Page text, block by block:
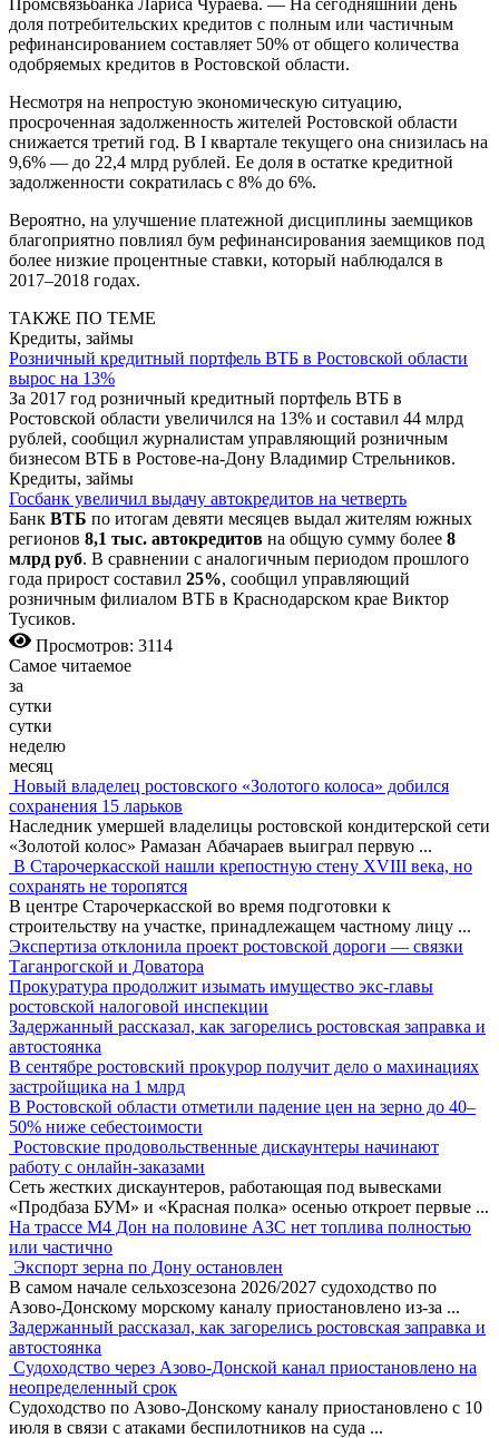
Промсвязьбанка Лариса Чураева. — На сегодняшний день
доля потребительских кредитов с полным или частичным
рефинансированием составляет 50% от общего количества
одобряемых кредитов в Ростовской области.
Несмотря на непростую экономическую ситуацию,
просроченная задолженность жителей Ростовской области
снижается третий год. В I квартале текущего она снизилась на
9,6% — до 22,4 млрд рублей. Ее доля в остатке кредитной
задолженности сократилась с 8% до 6%.
Вероятно, на улучшение платежной дисциплины заемщиков
благоприятно повлиял бум рефинансирования заемщиков под
более низкие процентные ставки, который наблюдался в
2017–2018 годах.
ТАКЖЕ ПО ТЕМЕ
Кредиты, займы
Розничный кредитный портфель ВТБ в Ростовской области
вырос на 13%
За 2017 год розничный кредитный портфель ВТБ в
Ростовской области увеличился на 13% и составил 44 млрд
рублей, сообщил журналистам управляющий розничным
бизнесом ВТБ в Ростове-на-Дону Владимир Стрельников.
Кредиты, займы
Госбанк увеличил выдачу автокредитов на четверть
Банк ВТБ по итогам девяти месяцев выдал жителям южных
регионов 8,1 тыс. автокредитов на общую сумму более 8
млрд руб. В сравнении с аналогичным периодом прошлого
года прирост составил 25%, сообщил управляющий
розничным филиалом ВТБ в Краснодарском крае Виктор
Тусиков.
Просмотров: 3114
Самое читаемое
за
сутки
сутки
неделю
месяц
Новый владелец ростовского «Золотого колоса» добился
сохранения 15 ларьков
Наследник умершей владелицы ростовской кондитерской сети
«Золотой колос» Рамазан Абачараев выиграл первую ...
В Старочеркасской нашли крепостную стену XVIII века, но
сохранять не торопятся
В центре Старочеркасской во время подготовки к
строительству на участке, принадлежащем частному лицу ...
Экспертиза отклонила проект ростовской дороги — связки
Таганрогской и Доватора
Прокуратура продолжит изымать имущество экс-главы
ростовской налоговой инспекции
Задержанный рассказал, как загорелись ростовская заправка и
автостоянка
В сентябре ростовский прокурор получит дело о махинациях
застройщика на 1 млрд
В Ростовской области отметили падение цен на зерно до 40–
50% ниже себестоимости
Ростовские продовольственные дискаунтеры начинают
работу с онлайн-заказами
Сеть жестких дискаунтеров, работающая под вывесками
«Продбаза БУМ» и «Красная полка» осенью откроет первые ...
На трассе М4 Дон на половине АЗС нет топлива полностью
или частично
Экспорт зерна по Дону остановлен
В самом начале сельхозсезона 2026/2027 судоходство по
Азово-Донскому морскому каналу приостановлено из-за ...
Задержанный рассказал, как загорелись ростовская заправка и
автостоянка
Судоходство через Азово-Донской канал приостановлено на
неопределенный срок
Судоходство по Азово-Донскому каналу приостановлено с 10
июля в связи с атаками беспилотников на суда ...